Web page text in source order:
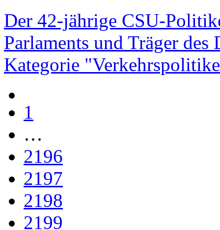
Der 42-jährige CSU-
Parlaments und Träger
Kategorie
1
…
2196
2197
2198
2199